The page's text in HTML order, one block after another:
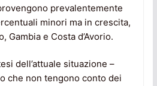
prevalentemente
minori ma in crescita,
Gambia e Costa d’Avorio.
dell’attuale situazione –
che non tengono conto dei